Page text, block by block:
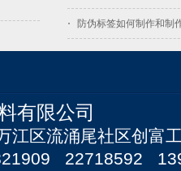
防伪标签如何制作和制
有限公司
江区流涌尾社区创富
22718592